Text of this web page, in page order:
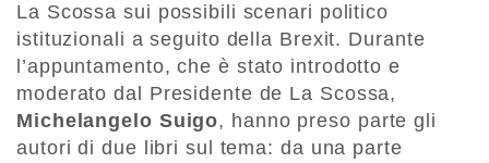
La Scossa sui possibili scenari politico
istituzionali a seguito della Brexit. Durante
l’appuntamento, che è stato introdotto e
moderato dal Presidente de La Scossa,
Michelangelo Suigo, hanno preso parte gli
autori di due libri sul tema: da una parte